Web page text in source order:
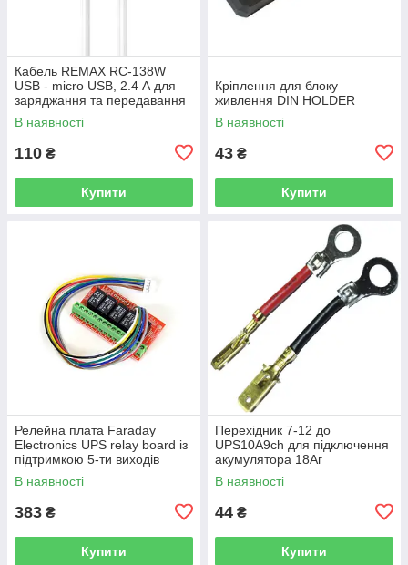
Кабель REMAX RC-138W
USB - micro USB, 2.4 А для
заряджання та передавання
даних
В наявності
110 ₴
Купити
Кріплення для блоку
живлення DIN HOLDER
В наявності
43 ₴
Купити
Релейна плата Faraday
Electronics UPS relay board із
підтримкою 5-ти виходів
В наявності
383 ₴
Купити
Перехідник 7-12 до
UPS10A9ch для підключення
акумулятора 18Аг
В наявності
44 ₴
Купити